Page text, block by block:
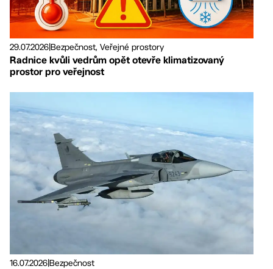
29.07.2026Bezpečnost, Veřejné prostory
Radnice kvůli vedrům opět otevře klimatizovaný
prostor pro veřejnost
16.07.2026Bezpečnost